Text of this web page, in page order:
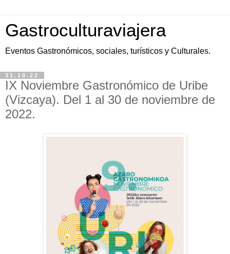
Gastroculturaviajera
Eventos Gastronómicos, sociales, turísticos y Culturales.
31.10.22
IX Noviembre Gastronómico de Uribe
(Vizcaya). Del 1 al 30 de noviembre de
2022.